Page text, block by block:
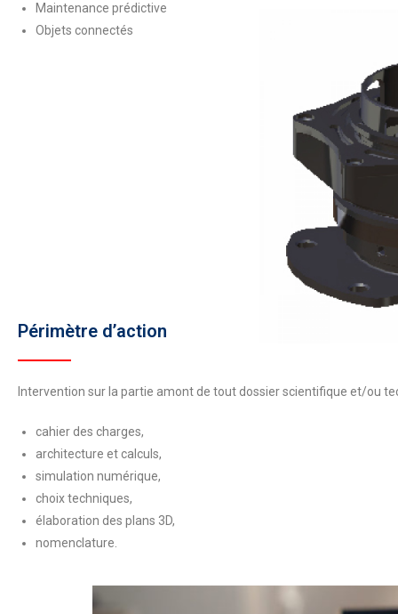
Maintenance prédictive
Objets connectés
Périmètre d’action
Intervention sur la partie amont de tout dossier scientifique et/ou
cahier des charges,
architecture et calculs,
simulation numérique,
choix techniques,
élaboration des plans 3D,
nomenclature.